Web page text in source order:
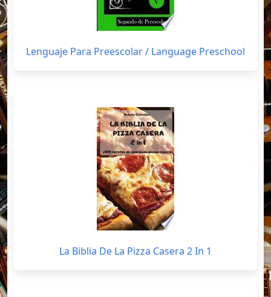
Lenguaje Para Preescolar / Language Preschool
La Biblia De La Pizza Casera 2 In 1